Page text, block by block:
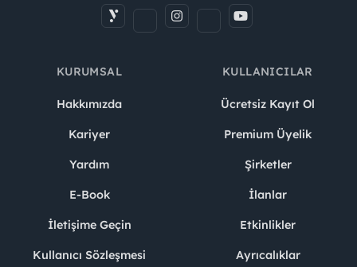
KURUMSAL
Hakkımızda
Kariyer
Yardım
E-Book
İletişime Geçin
Kullanıcı Sözleşmesi
KULLANICILAR
Ücretsiz Kayıt Ol
Premium Üyelik
Şirketler
İlanlar
Etkinlikler
Ayrıcalıklar